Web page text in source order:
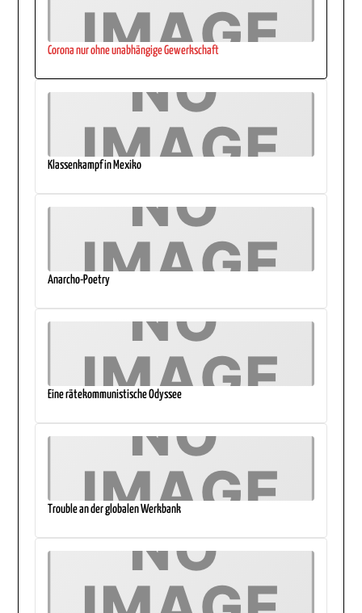
Corona nur ohne unabhängige Gewerkschaft
Klassenkampf in Mexiko
Anarcho-Poetry
Eine rätekommunistische Odyssee
Trouble an der globalen Werkbank